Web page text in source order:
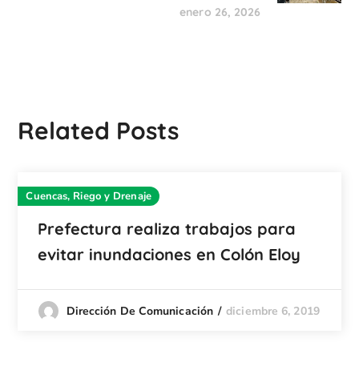
enero 26, 2026
Related Posts
Cuencas, Riego y Drenaje
Prefectura realiza trabajos para
evitar inundaciones en Colón Eloy
Dirección De Comunicación diciembre 6, 2019